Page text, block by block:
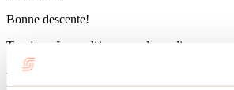
Bonne descente!
Tourisme Lanaudière www.lanaudiere.ca
Publications reliées